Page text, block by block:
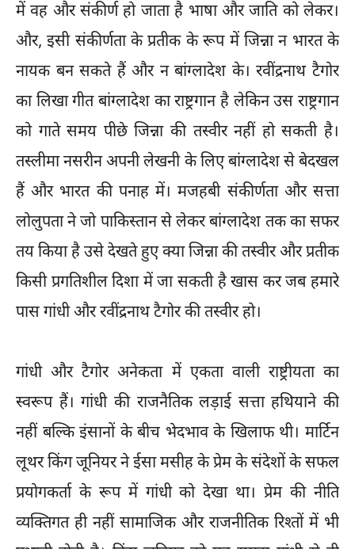
में वह और संकीर्ण हो जाता है भाषा और जाति को लेकर।
और, इसी संकीर्णता के प्रतीक के रूप में जिन्ना न भारत के
नायक बन सकते हैं और न बांग्लादेश के। रवींद्रनाथ टैगोर
का लिखा गीत बांग्लादेश का राष्ट्रगान है लेकिन उस राष्ट्रगान
को गाते समय पीछे जिन्ना की तस्वीर नहीं हो सकती है।
तस्लीमा नसरीन अपनी लेखनी के लिए बांग्लादेश से बेदखल
हैं और भारत की पनाह में। मजहबी संकीर्णता और सत्ता
लोलुपता ने जो पाकिस्तान से लेकर बांग्लादेश तक का सफर
तय किया है उसे देखते हुए क्या जिन्ना की तस्वीर और प्रतीक
किसी प्रगतिशील दिशा में जा सकती है खास कर जब हमारे
पास गांधी और रवींद्रनाथ टैगोर की तस्वीर हो।
गांधी और टैगोर अनेकता में एकता वाली राष्ट्रीयता का
स्वरूप हैं। गांधी की राजनैतिक लड़ाई सत्ता हथियाने की
नहीं बल्कि इंसानों के बीच भेदभाव के खिलाफ थी। मार्टिन
लूथर किंग जूनियर ने ईसा मसीह के प्रेम के संदेशों के सफल
प्रयोगकर्ता के रूप में गांधी को देखा था। प्रेम की नीति
व्यक्तिगत ही नहीं सामाजिक और राजनीतिक रिश्तों में भी